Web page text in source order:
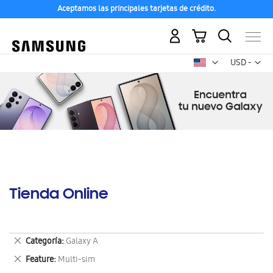
Aceptamos las principales tarjetas de crédito.
USD -
dólar
Mi carrito
Tienda Online
Categoría Galaxy A
Eliminar
este
artículo
Feature Multi-sim
Eliminar